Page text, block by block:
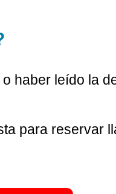
haber leído la
para reservar